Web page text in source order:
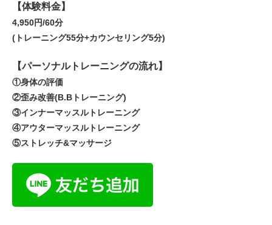
【体験料金】
4,950円/60分
(トレーニング55分+カウンセリング5分)
【パーソナルトレーニングの流れ】
①身体の評価
②歪み改善(B.Bトレーニング)
③インナーマッスルトレーニング
④アウターマッスルトレーニング
⑤ストレッチ&マッサージ